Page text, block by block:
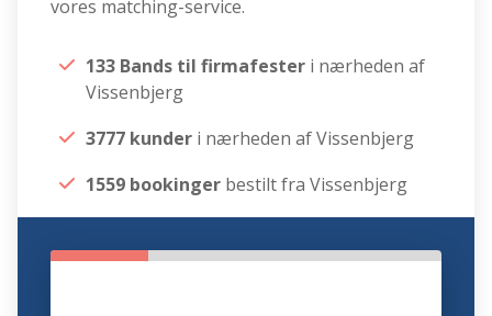
vores matching-service.
133 Bands til firmafester i nærheden af
Vissenbjerg
3777 kunder i nærheden af Vissenbjerg
1559 bookinger bestilt fra Vissenbjerg